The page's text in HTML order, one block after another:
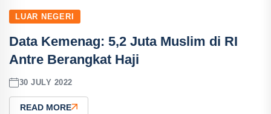
LUAR NEGERI
Data Kemenag: 5,2 Juta Muslim di RI
Antre Berangkat Haji
30 JULY 2022
READ MORE